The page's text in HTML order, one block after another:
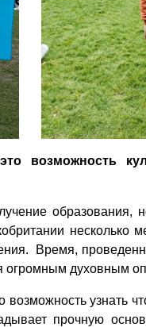
возможность
образования,
несколько
Время,
огромным духовным
узнать
прочную